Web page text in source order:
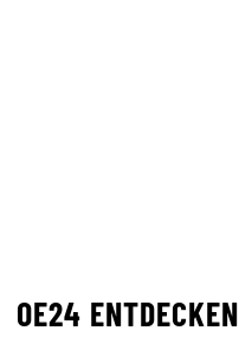
OE24 ENTDECKEN